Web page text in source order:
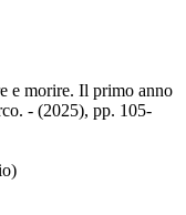
e morire. Il primo anno
- (2025), pp. 105-